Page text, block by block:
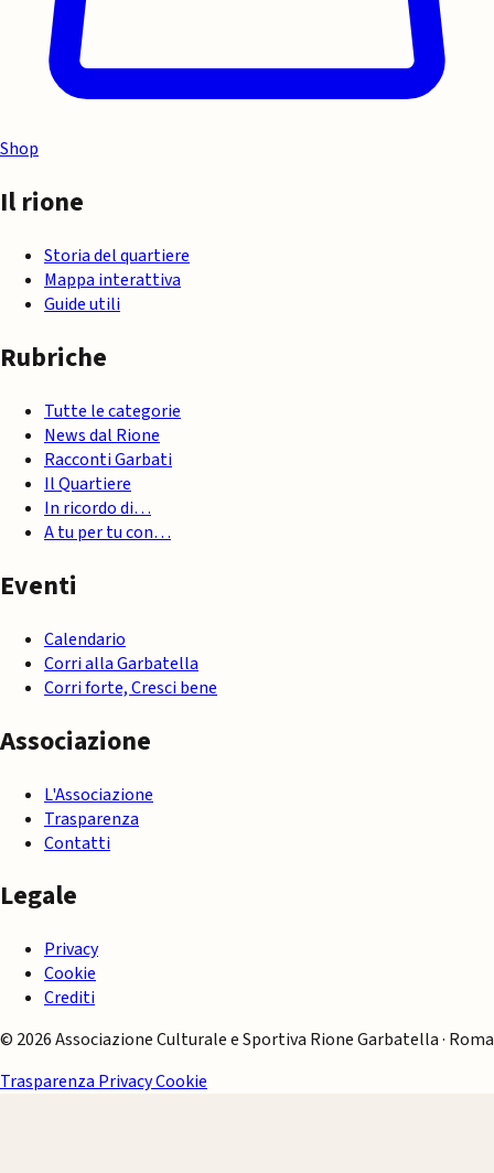
Shop
Il rione
Storia del quartiere
Mappa interattiva
Guide utili
Rubriche
Tutte le categorie
News dal Rione
Racconti Garbati
Il Quartiere
In ricordo di…
A tu per tu con…
Eventi
Calendario
Corri alla Garbatella
Corri forte, Cresci bene
Associazione
L'Associazione
Trasparenza
Contatti
Legale
Privacy
Cookie
Crediti
© 2026 Associazione Culturale e Sportiva Rione Garbatella · Roma
Trasparenza PrivacyCookie